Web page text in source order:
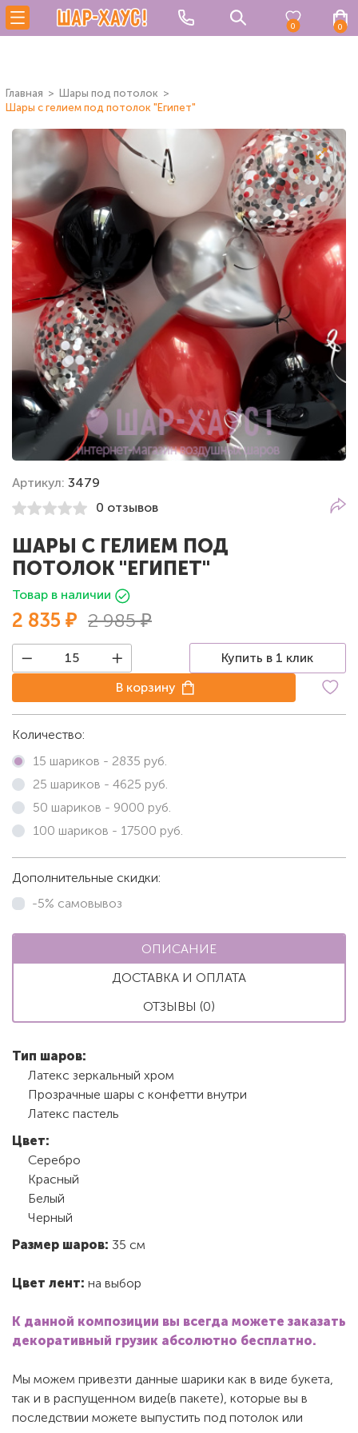
0 0
Главная
Шары под потолок
Шары с гелием под потолок "Египет"
Артикул: 3479
0 отзывов
ШАРЫ С ГЕЛИЕМ ПОД
ПОТОЛОК "ЕГИПЕТ"
Товар в наличии
2 835 ₽ 2 985 ₽
Купить в 1 клик
В корзину
Количество:
15 шариков - 2835 руб.
25 шариков - 4625 руб.
50 шариков - 9000 руб.
100 шариков - 17500 руб.
Дополнительные скидки:
-5% самовывоз
ОПИСАНИЕ
ДОСТАВКА И ОПЛАТА
ОТЗЫВЫ (0)
Тип шаров:
Латекс зеркальный хром
Прозрачные шары с конфетти внутри
Латекс пастель
Цвет:
Серебро
Красный
Белый
Черный
Размер шаров: 35 см
Цвет лент: на выбор
К данной композиции вы всегда можете заказать
декоративный грузик абсолютно бесплатно.
Мы можем привезти данные шарики как в виде букета,
так и в распущенном виде(в пакете), которые вы в
последствии можете выпустить под потолок или